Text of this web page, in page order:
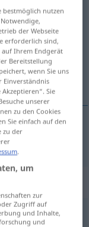
bestmöglich nutzen
der Webseite
erforderlich sind,
Ihrem Endgerät
Bereitstellung
wenn Sie uns
Einverständnis
Sie
unserer
zu den Cookies
Sie einfach auf den
zu der
.
um
zur
Zugriff auf
und Inhalte,
und